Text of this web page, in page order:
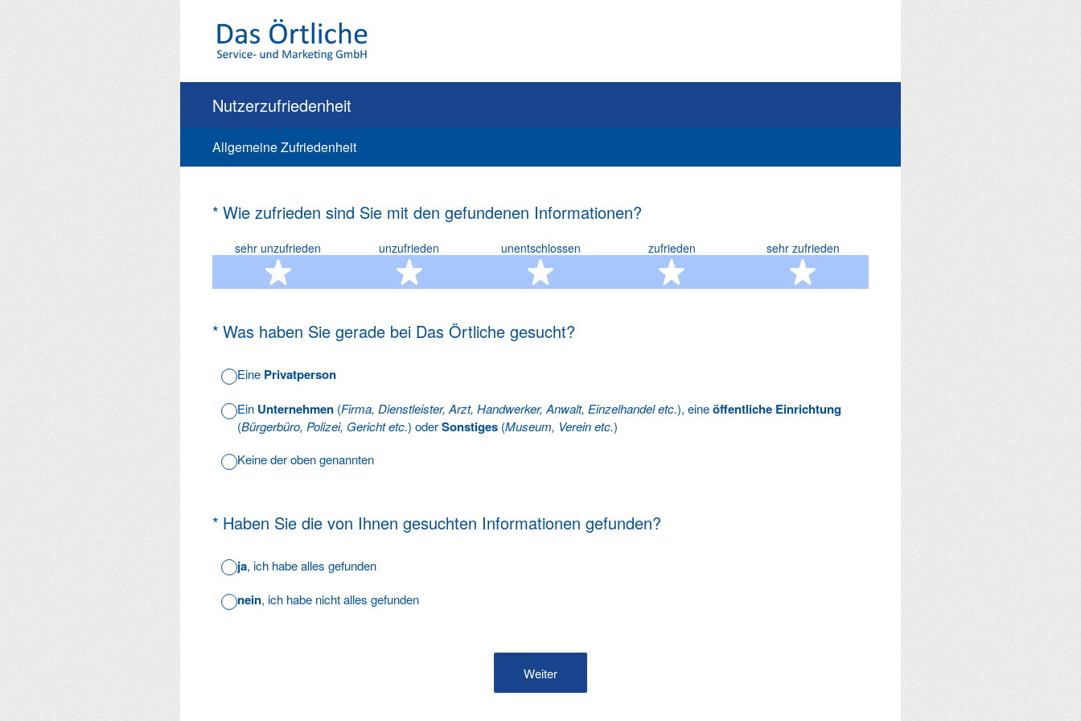
Nutzerzufriedenheit
Allgemeine Zufriedenheit
* Wie zufrieden sind Sie mit den gefundenen Informationen?
(Erforderlich.)
sehr unzufrieden
1 Stern
unzufrieden
2 Sterne
unentschlossen
3 Sterne
zufrieden
4 Sterne
sehr zufrieden
5 Sterne
* Was haben Sie gerade bei Das Örtliche gesucht?
(Erforderlich.)
Eine Privatperson
Ein Unternehmen (Firma, Dienstleister, Arzt, Handwerker, Anwalt, Einzelhandel etc.), eineöffentliche Einrichtung
(Bürgerbüro, Polizei, Gericht etc.) oderSonstiges (Museum, Verein etc.)
Keine der oben genannten
* Haben Sie die von Ihnen gesuchten Informationen gefunden?
(Erforderlich.)
ja, ich habe alles gefunden
nein, ich habe nicht alles gefunden
Weiter